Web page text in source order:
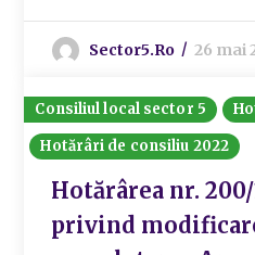
Sector5.ro 26 mai
Consiliul local sector 5
Hotărâri de consiliu 2022
Hotărârea nr. 200/
privind